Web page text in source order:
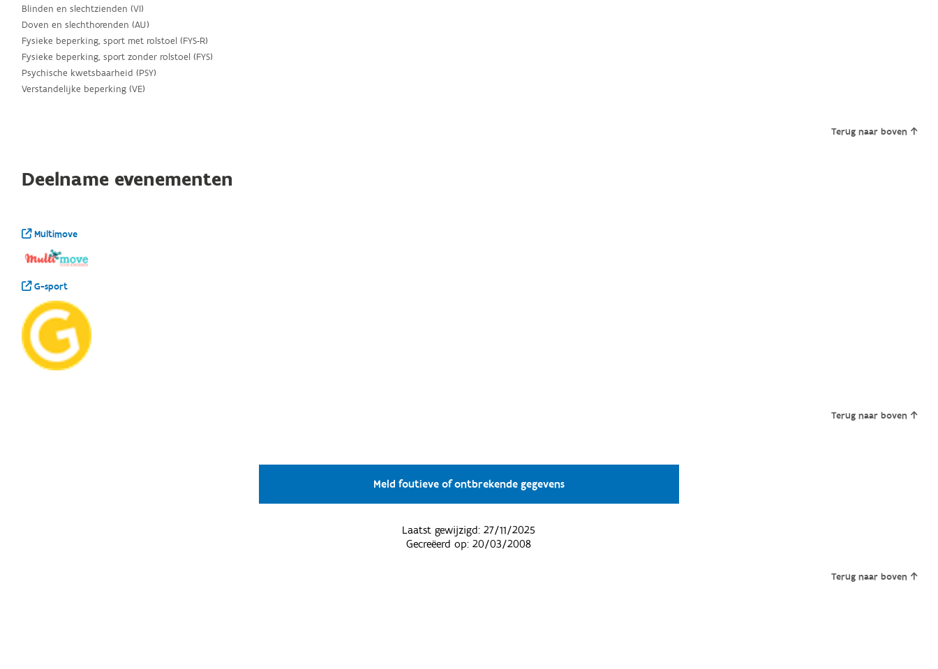
Blinden en slechtzienden (VI)
Doven en slechthorenden (AU)
Fysieke beperking, sport met rolstoel (FYS-R)
Fysieke beperking, sport zonder rolstoel (FYS)
Psychische kwetsbaarheid (PSY)
Verstandelijke beperking (VE)
Terug naar boven
Deelname evenementen
Multimove
G-sport
Terug naar boven
Meld foutieve of ontbrekende gegevens
Laatst gewijzigd:27/11/2025
Gecreëerd op:20/03/2008
Terug naar boven